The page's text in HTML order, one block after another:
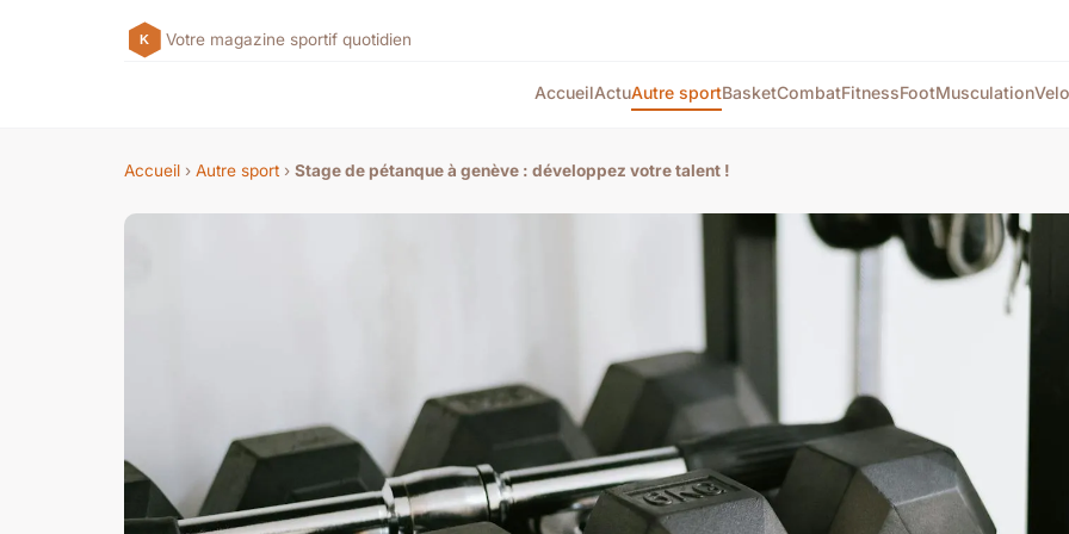
Votre magazine sportif quotidien
AccueilActuAutre sportBasketCombatFitnessFootMusculationVelo
Accueil › Autre sport › Stage de pétanque à genève : développez votre talent !